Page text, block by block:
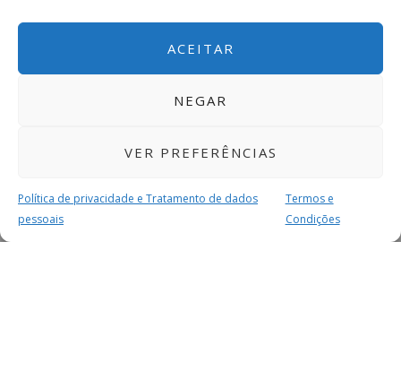
ACEITAR
NEGAR
VER PREFERÊNCIAS
Política de privacidade e Tratamento de dados
pessoais
Termos e
Condições